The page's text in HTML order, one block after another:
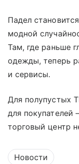
Падел
модной
Там, где раньше
одежды, теперь
и сервисы.
Для полупустых
для
торговый центр
Новости